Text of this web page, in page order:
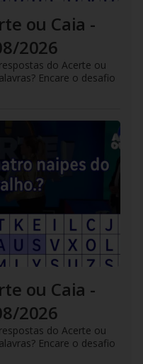
ou Caia -
2026
do Acerte ou
Encare o desafio
ou Caia -
2026
do Acerte ou
Encare o desafio